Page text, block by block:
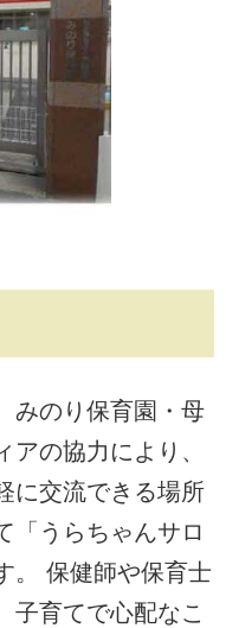
みのり保育園・母
の協力により、
に交流できる場所
「うらちゃんサロ
。 保健師や保育士
子育てで心配なこ